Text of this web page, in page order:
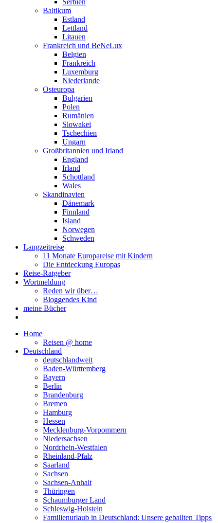
Serbien
Baltikum
Estland
Lettland
Litauen
Frankreich und BeNeLux
Belgien
Frankreich
Luxemburg
Niederlande
Osteuropa
Bulgarien
Polen
Rumänien
Slowakei
Tschechien
Ungarn
Großbritannien und Irland
England
Irland
Schottland
Wales
Skandinavien
Dänemark
Finnland
Island
Norwegen
Schweden
Langzeitreise
11 Monate Europareise mit Kindern
Die Entdeckung Europas
Reise-Ratgeber
Wortmeldung
Reden wir über…
Bloggendes Kind
meine Bücher
Home
Reisen @ home
Deutschland
deutschlandweit
Baden-Württemberg
Bayern
Berlin
Brandenburg
Bremen
Hamburg
Hessen
Mecklenburg-Vorpommern
Niedersachsen
Nordrhein-Westfalen
Rheinland-Pfalz
Saarland
Sachsen
Sachsen-Anhalt
Thüringen
Schaumburger Land
Schleswig-Holstein
Familienurlaub in Deutschland: Unsere geballten Tipps